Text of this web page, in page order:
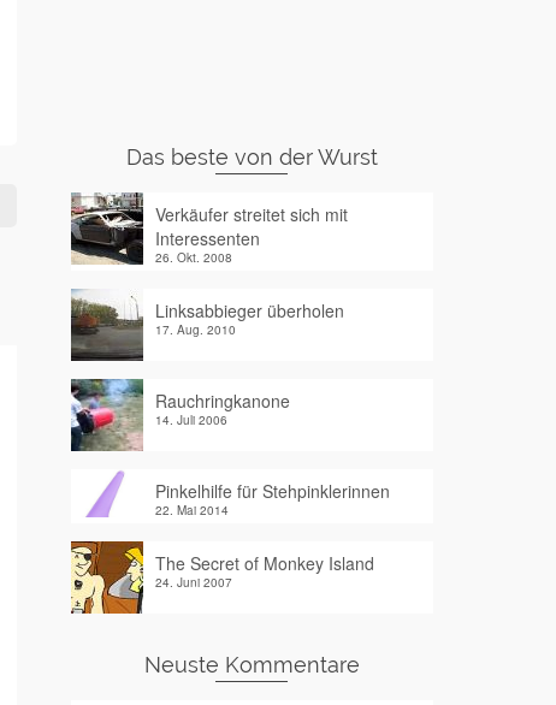
Das beste von der Wurst
Verkäufer streitet sich mit
Interessenten
26. Okt. 2008
Linksabbieger überholen
17. Aug. 2010
Rauchringkanone
14. Juli 2006
Pinkelhilfe für Stehpinklerinnen
22. Mai 2014
The Secret of Monkey Island
24. Juni 2007
Neuste Kommentare